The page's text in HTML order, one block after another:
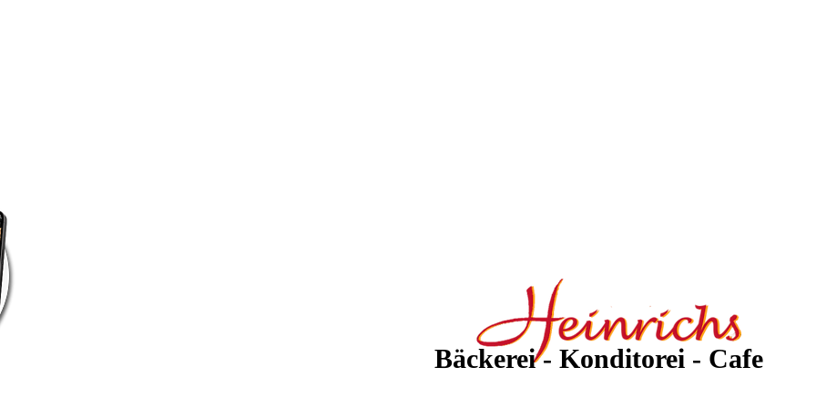
Bäckerei - Konditorei - Cafe